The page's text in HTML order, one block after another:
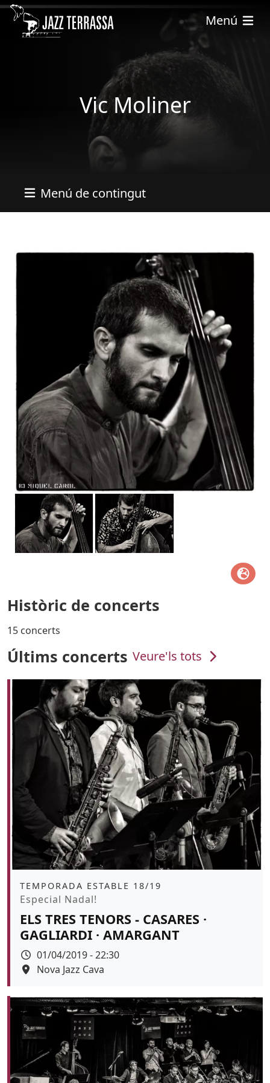
Skip to main content
Menú
Vic Moliner
Menú de contingut
Imatges
Image
Històric de concerts
15 concerts
Últims concerts Veure'ls tots
Àmbit
TEMPORADA ESTABLE 18/19
Promoció
Especial Nadal!
ELS TRES TENORS - CASARES ·
GAGLIARDI · AMARGANT
Data
01/04/2019 - 22:30
Espai
Nova Jazz Cava